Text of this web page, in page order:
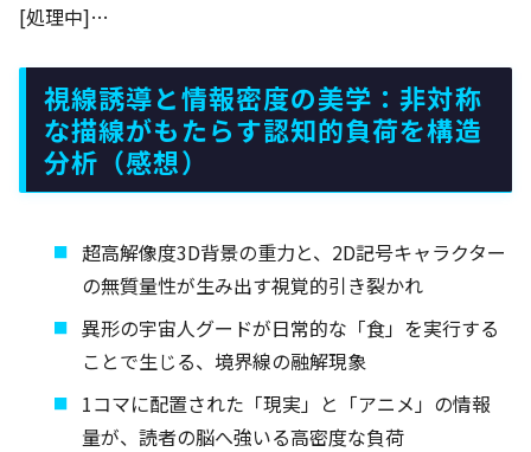
[処理中]…
視線誘導と情報密度の美学：非対称
な描線がもたらす認知的負荷を構造
分析（感想）
超高解像度3D背景の重力と、2D記号キャラクター
の無質量性が生み出す視覚的引き裂かれ
異形の宇宙人グードが日常的な「食」を実行する
ことで生じる、境界線の融解現象
1コマに配置された「現実」と「アニメ」の情報
量が、読者の脳へ強いる高密度な負荷